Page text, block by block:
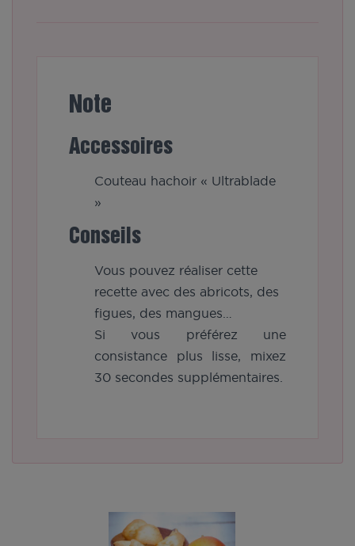
Note
Accessoires
Couteau hachoir « Ultrablade
»
Conseils
Vous pouvez réaliser cette
recette avec des abricots, des
figues, des mangues…
Si vous préférez une
consistance plus lisse, mixez
30 secondes supplémentaires.